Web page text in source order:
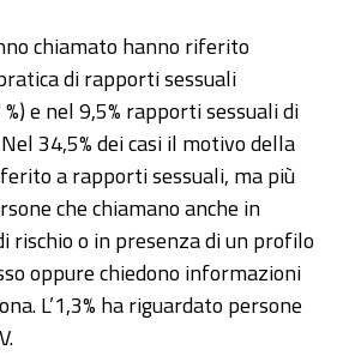
chiamato hanno riferito
di rapporti sessuali
e nel 9,5% rapporti sessuali di
34,5% dei casi il motivo della
a rapporti sessuali, ma più
che chiamano anche in
rischio o in presenza di un profilo
oppure chiedono informazioni
L’1,3% ha riguardato persone